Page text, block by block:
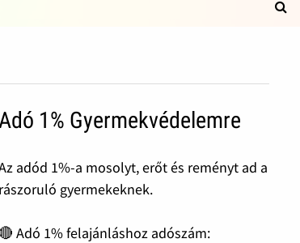
1% Gyermekvédelemre
adód 1%-a mosolyt, erőt és reményt ad a
rászoruló gyermekeknek.
🔴 Adó 1% felajánláshoz adószám: